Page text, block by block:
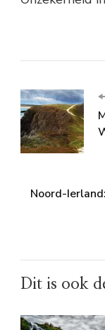
Noord-
Dit is ook